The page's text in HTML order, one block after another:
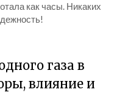
как часы. Никаких
газа в
влияние и